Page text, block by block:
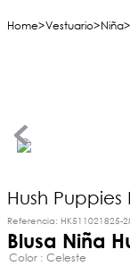
Vestuario Niña
Hush Puppies
Referencia: HK511021825-
Blusa Niña
Color Celeste